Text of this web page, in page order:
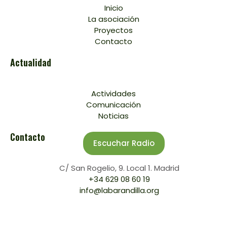
Inicio
La asociación
Proyectos
Contacto
Actualidad
Actividades
Comunicación
Noticias
Contacto
C/ San Rogelio, 9. Local 1. Madrid
+34 629 08 60 19
info@labarandilla.org
Escuchar Radio